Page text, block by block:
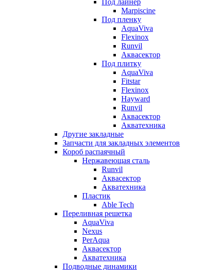
Marpiscine
Под пленку
AquaViva
Flexinox
Runvil
Аквасектор
Под плитку
AquaViva
Fitstar
Flexinox
Hayward
Runvil
Аквасектор
Акватехника
Другие закладные
Запчасти для закладных элементов
Короб распаячный
Нержавеющая сталь
Runvil
Аквасектор
Акватехника
Пластик
Able Tech
Переливная решетка
AquaViva
Nexus
PerAqua
Аквасектор
Акватехника
Подводные динамики